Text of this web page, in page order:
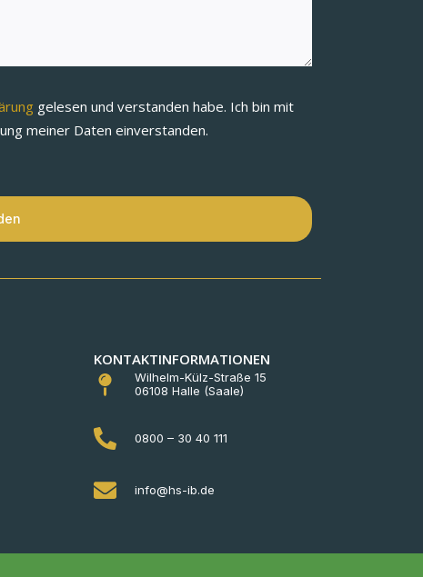
gelesen und verstanden habe. Ich bin mit
meiner Daten einverstanden.
KONTAKTINFORMATIONEN
Wilhelm-Külz-Straße 15
06108 Halle (Saale)
0800 – 30 40 111
info@hs-ib.de